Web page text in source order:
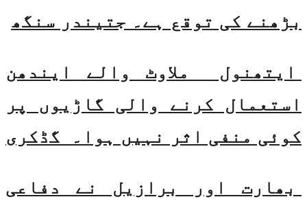
بڑھنے کی توقع ہے۔ جتیندر سنگھ
ایتھنول ملاوٹ والے ایندھن
استعمال کرنے والی گاڑیوں پر
کوئی منفی اثر نہیں ہوا۔ گڈکری
بھارت اور برازیل نے دفاعی